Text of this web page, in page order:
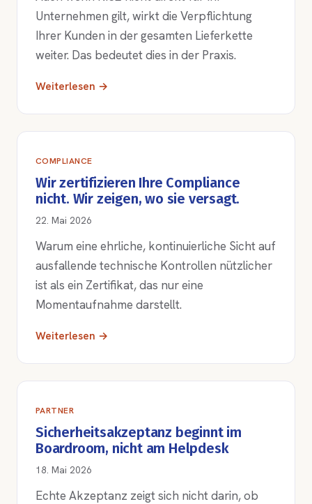
Unternehmen gilt, wirkt die Verpflichtung
Ihrer Kunden in der gesamten Lieferkette
weiter. Das bedeutet dies in der Praxis.
Weiterlesen →
COMPLIANCE
Wir zertifizieren Ihre Compliance
nicht. Wir zeigen, wo sie versagt.
22. Mai 2026
Warum eine ehrliche, kontinuierliche Sicht auf
ausfallende technische Kontrollen nützlicher
ist als ein Zertifikat, das nur eine
Momentaufnahme darstellt.
Weiterlesen →
PARTNER
Sicherheitsakzeptanz beginnt im
Boardroom, nicht am Helpdesk
18. Mai 2026
Echte Akzeptanz zeigt sich nicht darin, ob